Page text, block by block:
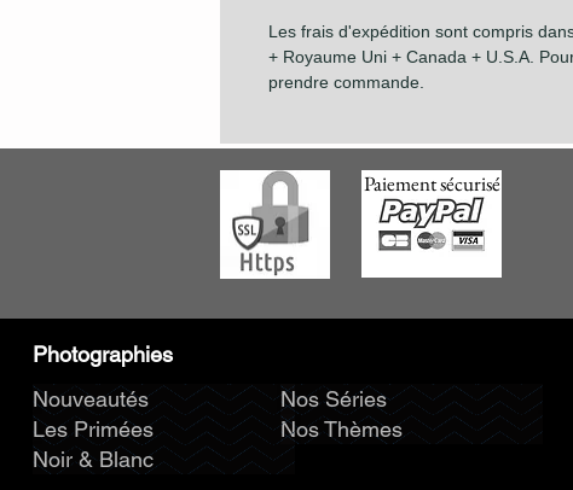
Les frais d'expédition sont compris
+ Royaume Uni + Canada + U.S.A.
prendre commande.
Paiement sécurisé
Photographies
Nouveautés
Nos Séries
Nos Thèmes
Les Primées
Noir & Blanc